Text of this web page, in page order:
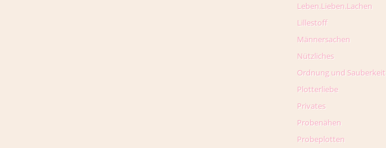
Leben.Lieben.Lachen
Lillestoff
Männersachen
Nützliches
Ordnung und Sauberkeit
Plotterliebe
Privates
Probenähen
Probeplotten